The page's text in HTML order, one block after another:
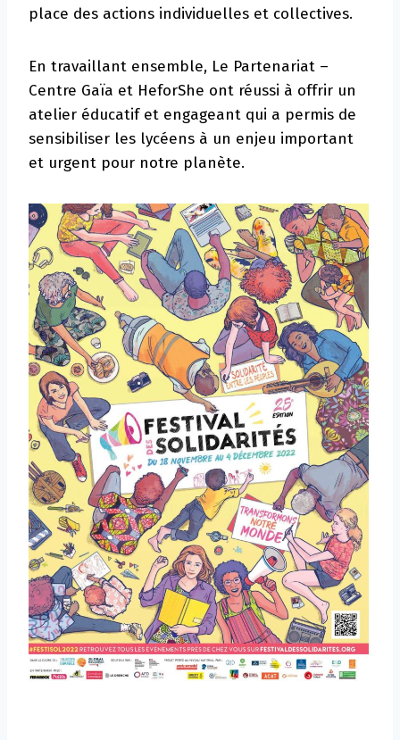
place des actions individuelles et collectives.
En travaillant ensemble, Le Partenariat –
Centre Gaïa et HeforShe ont réussi à offrir un
atelier éducatif et engageant qui a permis de
sensibiliser les lycéens à un enjeu important
et urgent pour notre planète.